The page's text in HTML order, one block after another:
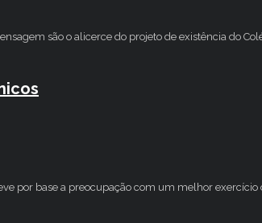
são o alicerce do projeto de existência do
por base a preocupação com um melhor